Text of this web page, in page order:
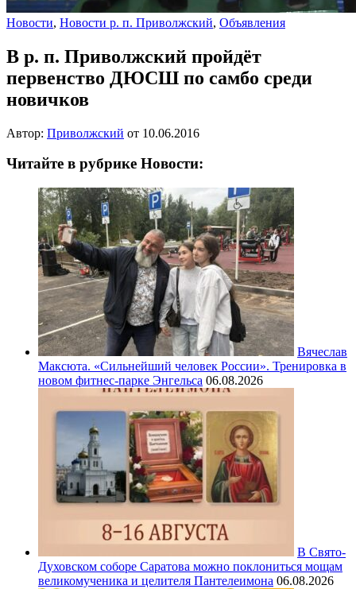
Новости, Новости р. п. Приволжский, Объявления
В р. п. Приволжский пройдёт
первенство ДЮСШ по самбо среди
новичков
Автор: Приволжский от 10.06.2016
Читайте в рубрике Новости:
Вячеслав
Максюта. «Сильнейший человек России». Тренировка в
новом фитнес-парке Энгельса 06.08.2026
В Свято-
Духовском соборе Саратова можно поклониться мощам
великомученика и целителя Пантелеимона 06.08.2026